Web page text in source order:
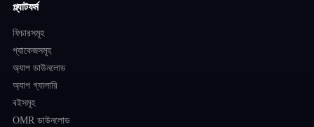
প্ল্যাটফর্ম
ফিচারসমূহ
প্যাকেজসমূহ
অ্যাপ ডাউনলোড
অ্যাপ গ্যালারি
বইসমূহ
OMR ডাউনলোড